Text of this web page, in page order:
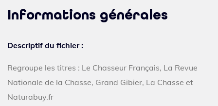
Informations générales
Descriptif du fichier :
Regroupe les titres : Le Chasseur Français, La Revue
Nationale de la Chasse, Grand Gibier, La Chasse et
Naturabuy.fr